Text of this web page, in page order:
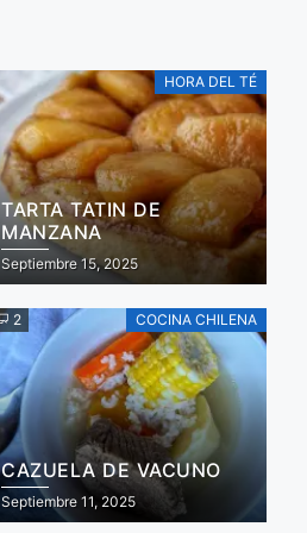
HORA DEL TÉ
TARTA TATIN DE
MANZANA
Septiembre 15, 2025
2 COCINA CHILENA
CAZUELA DE VACUNO
Septiembre 11, 2025